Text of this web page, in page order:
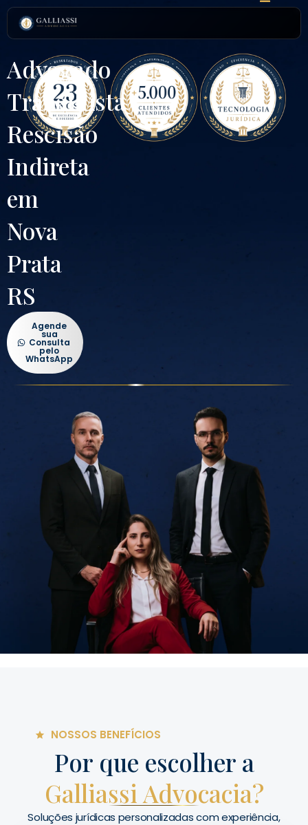
para
conteúdo
Advogado
Trabalhista
Rescisão
Indireta
em
Nova
Prata
RS
Agende
sua
Consulta
pelo
WhatsApp
NOSSOS BENEFÍCIOS
Por que escolher a
Galliassi Advocacia?
Soluções jurídicas personalizadas com experiência,